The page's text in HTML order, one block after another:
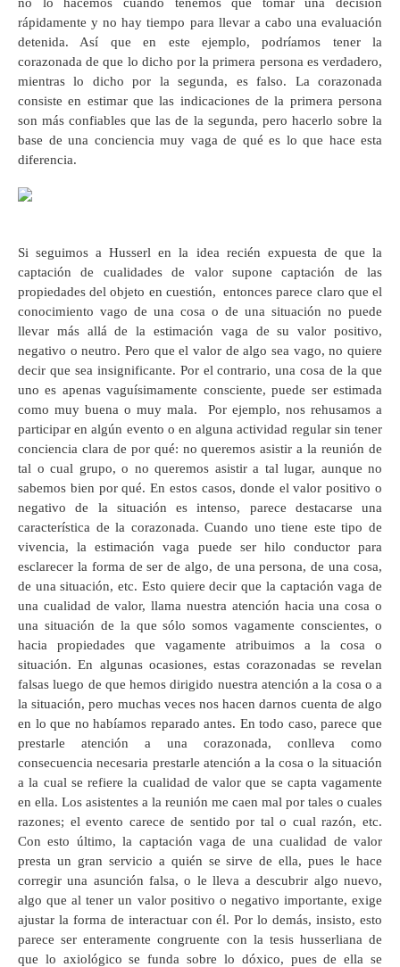
rápidamente y no hay tiempo para llevar a cabo una evaluación
detenida. Así que en este ejemplo, podríamos tener la
corazonada de que lo dicho por la primera persona es verdadero,
mientras lo dicho por la segunda, es falso. La corazonada
consiste en estimar que las indicaciones de la primera persona
son más confiables que las de la segunda, pero hacerlo sobre la
base de una conciencia muy vaga de qué es lo que hace esta
diferencia.
Si seguimos a Husserl en la idea recién expuesta de que la
captación de cualidades de valor supone captación de las
propiedades del objeto en cuestión, entonces parece claro que el
conocimiento vago de una cosa o de una situación no puede
llevar más allá de la estimación vaga de su valor positivo,
negativo o neutro. Pero que el valor de algo sea vago, no quiere
decir que sea insignificante. Por el contrario, una cosa de la que
uno es apenas vaguísimamente consciente, puede ser estimada
como muy buena o muy mala. Por ejemplo, nos rehusamos a
participar en algún evento o en alguna actividad regular sin tener
conciencia clara de por qué: no queremos asistir a la reunión de
tal o cual grupo, o no queremos asistir a tal lugar, aunque no
sabemos bien por qué. En estos casos, donde el valor positivo o
negativo de la situación es intenso, parece destacarse una
característica de la corazonada. Cuando uno tiene este tipo de
vivencia, la estimación vaga puede ser hilo conductor para
esclarecer la forma de ser de algo, de una persona, de una cosa,
de una situación, etc. Esto quiere decir que la captación vaga de
una cualidad de valor, llama nuestra atención hacia una cosa o
una situación de la que sólo somos vagamente conscientes, o
hacia propiedades que vagamente atribuimos a la cosa o
situación. En algunas ocasiones, estas corazonadas se revelan
falsas luego de que hemos dirigido nuestra atención a la cosa o a
la situación, pero muchas veces nos hacen darnos cuenta de algo
en lo que no habíamos reparado antes. En todo caso, parece que
prestarle atención a una corazonada, conlleva como
consecuencia necesaria prestarle atención a la cosa o la situación
a la cual se refiere la cualidad de valor que se capta vagamente
en ella. Los asistentes a la reunión me caen mal por tales o cuales
razones; el evento carece de sentido por tal o cual razón, etc.
Con esto último, la captación vaga de una cualidad de valor
presta un gran servicio a quién se sirve de ella, pues le hace
corregir una asunción falsa, o le lleva a descubrir algo nuevo,
algo que al tener un valor positivo o negativo importante, exige
ajustar la forma de interactuar con él. Por lo demás, insisto, esto
parece ser enteramente congruente con la tesis husserliana de
que lo axiológico se funda sobre lo dóxico, pues de ella se